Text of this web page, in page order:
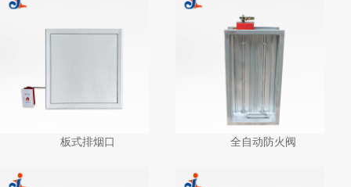
板式排烟口 全自动防火阀